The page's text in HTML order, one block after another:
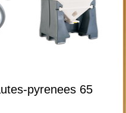
pyrenees 65